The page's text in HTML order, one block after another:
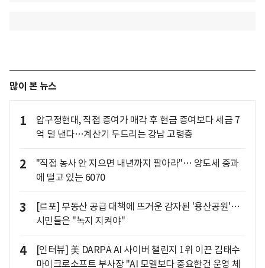
많이 본 뉴스
1
압구정현대, 직접 증여가 매각 후 현금 증여보다 세금 7
억 덜 낸다…계산기 두드리는 강남 고령층
2
"직접 농사 안 지으면 내년까지 팔아라"… 양도세 중과
에 떨고 있는 6070
3
[르포] 부동산 공급 대책에 뜨거운 감자된 '용산공원'…
시민들은 "녹지 지켜야"
4
[인터뷰] 美 DARPA AI 사이버 챌린지 1위 이끈 김태수
마이크로소프트 부사장 "AI 모델보다 중요한건 운영 체